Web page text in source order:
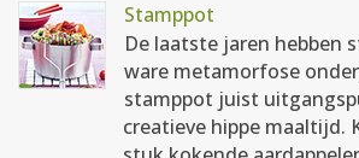
Stamppot
De laatste jaren hebben
ware metamorfose
stamppot juist
creatieve hippe maaltijd.